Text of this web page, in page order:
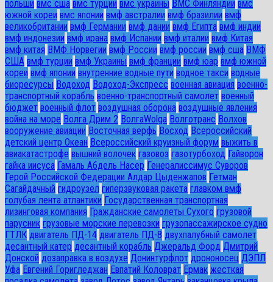
польши вмс сша вмс турции вмс украины ВМС Финляндии вмс
южной кореи вмс японии вмф австралии вмф бразилии вмф
великобритании вмф Германии вмф дании вмф Египта вмф индии
вмф индонезии вмф ирана вмф Испании вмф италии вмф Китая
вмф китая ВМФ Норвегии вмф России вмф россии вмф сша ВМФ
США вмф турции вмф Украины вмф франции вмф юар вмф южной
кореи вмф японии внутренние водные пути водное такси водные
биоресурсы Водоход Водоход-Экспресс военная авиация военно-
транспортный корабль военно-транспортный самолет военный
бюджет военный флот воздушная оборона воздушные явления
война на море Волга Дрим 2 ВолгаWolga Волготранс Волхов
вооружение авиации Восточная верфь Восход Всероссийский
детский центр Океан Всероссийский круизный форум выжить в
авиакатастрофе вышний волочек газовоз газотурбоход Гайворон
гайка иисуса Гамаль Абдель Насер Генералиссимус Суворов
Герой Российской Федерации Алдар Цыденжапов Гетман
Сагайдачный гидроузел гиперзвуковая ракета главком вмф
голубая лента атлантики Государственная транспортная
лизинговая компания Гражданские самолеты Сухого грузовой
парусник грузовые морские перевозки грузопассажирское судно
ГТЛК двигатель ПД-14 двигатель ПД-8 двухпалубный самолет
десантный катер десантный корабль Джеральд Форд Дмитрий
Донской дозаправка в воздухе Донинтурфлот дрононосец ДЭПЛ
Уфа Евгений Горигледжан Евпатий Коловрат Ермак жесткая